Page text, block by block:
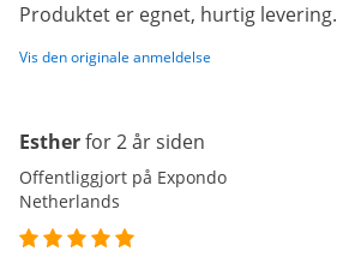
Produktet er egnet, hurtig levering.
Vis den originale anmeldelse
Estherfor 2 år siden
Offentliggjort på Expondo
Netherlands